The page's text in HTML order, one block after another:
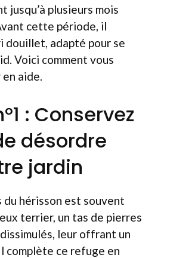
jusqu’à plusieurs mois
cette période, il
douillet, adapté pour se
Voici comment vous
aide.
: Conservez
désordre
jardin
du hérisson est souvent
terrier, un tas de pierres
leur offrant un
complète ce refuge en